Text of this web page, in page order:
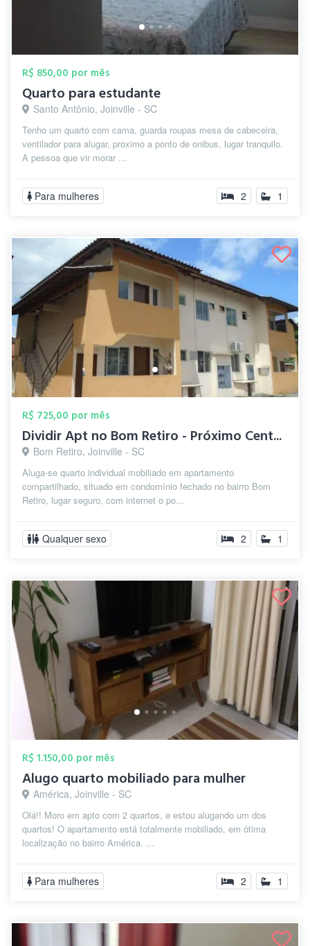
R$ 850,00 por mês
Quarto para estudante
Santo Antônio, Joinville - SC
Tenho um quarto com cama, guarda roupas mesa de cabeceira,
ventilador para alugar, proximo a ponto de onibus, lugar tranquilo.
A pessoa que vir morar ...
Para mulheres 2 1
R$ 725,00 por mês
Dividir Apt no Bom Retiro - Próximo Cent...
Bom Retiro, Joinville - SC
Aluga-se quarto individual mobiliado em apartamento
compartilhado, situado em condomínio fechado no bairro Bom
Retiro, lugar seguro, com internet o po...
Qualquer sexo 2 1
R$ 1.150,00 por mês
Alugo quarto mobiliado para mulher
América, Joinville - SC
Olá!! Moro em apto com 2 quartos, e estou alugando um dos
quartos! O apartamento está totalmente mobiliado, em ótima
localização no bairro América. ...
Para mulheres 2 1